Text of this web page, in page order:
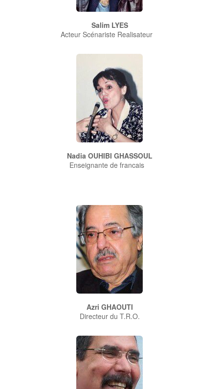
Salim LYES
Acteur Scénariste Realisateur
Nadia OUHIBI GHASSOUL
Enseignante de francais
Azri GHAOUTI
Directeur du T.R.O.